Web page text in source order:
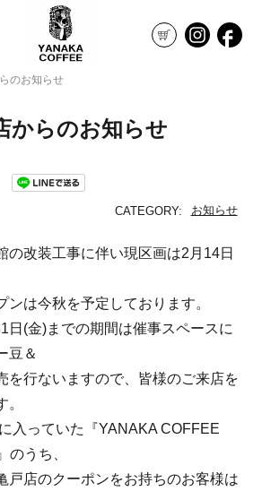
のお知らせ
からのお知らせ
CATEGORY: お知らせ
の改装工事に伴い現区画は2月14日
ンは今秋を予定しております。
日(金)までの期間は催事スペースに
豆＆
を行ないますので、 皆様のご来店を
。
入っていた『YANAKA COFFEE
のうち、
戸店のクーポンをお持ちのお客様は